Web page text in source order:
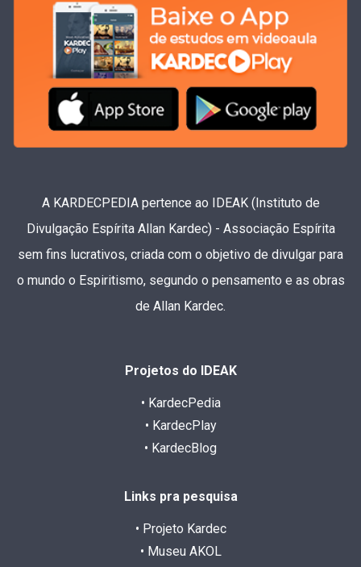
A KARDECPEDIA pertence ao IDEAK (Instituto de
Divulgação Espírita Allan Kardec) - Associação Espírita
sem fins lucrativos, criada com o objetivo de divulgar para
o mundo o Espiritismo, segundo o pensamento e as obras
de Allan Kardec.
Projetos do IDEAK
• KardecPedia
• KardecPlay
• KardecBlog
Links pra pesquisa
• Projeto Kardec
• Museu AKOL